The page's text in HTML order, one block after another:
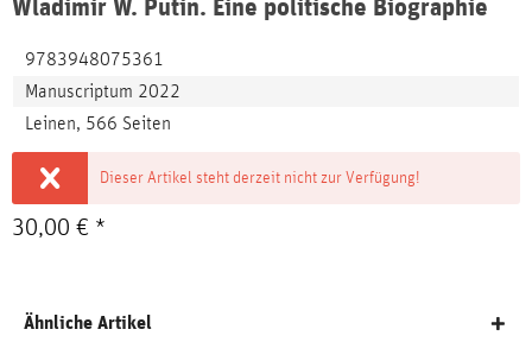
Wladimir W. Putin. Eine politische Biographie
9783948075361
Manuscriptum 2022
Leinen, 566 Seiten
Dieser Artikel steht derzeit nicht zur Verfügung!
30,00 € *
Ähnliche Artikel